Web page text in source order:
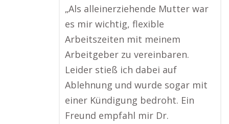
„Als alleinerziehende Mutter war
es mir wichtig, flexible
Arbeitszeiten mit meinem
Arbeitgeber zu vereinbaren.
Leider stieß ich dabei auf
Ablehnung und wurde sogar mit
einer Kündigung bedroht. Ein
Freund empfahl mir Dr.